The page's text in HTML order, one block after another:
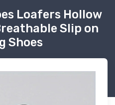
Loafers Hollow
Slip on
Shoes